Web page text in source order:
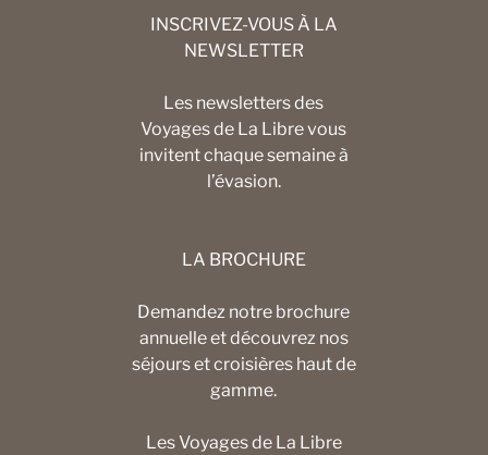
INSCRIVEZ-VOUS À LA
NEWSLETTER
Les newsletters des
Voyages de La Libre vous
invitent chaque semaine à
l’évasion.
LA BROCHURE
Demandez notre brochure
annuelle et découvrez nos
séjours et croisières haut de
gamme.
Les Voyages de La Libre